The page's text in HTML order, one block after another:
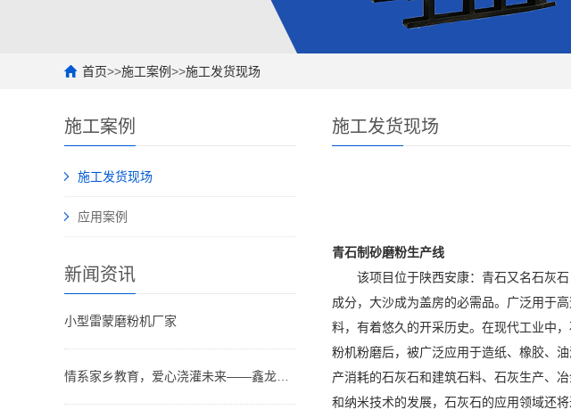
首页>>施工案例>>施工发货现场
施工案例
施工发货现场
应用案例
新闻资讯
小型雷蒙磨粉机厂家
施工发货现场
青石制砂磨粉生产线
该项目位于陕西安康：青石又名石灰石
成分，大沙成为盖房的必需品。广泛用于
料，有着悠久的开采历史。在现代工业中
粉机粉磨后，被广泛应用于造纸、橡胶、
产消耗的石灰石和建筑石料、石灰生产、
和纳米技术的发展，石灰石的应用领域还